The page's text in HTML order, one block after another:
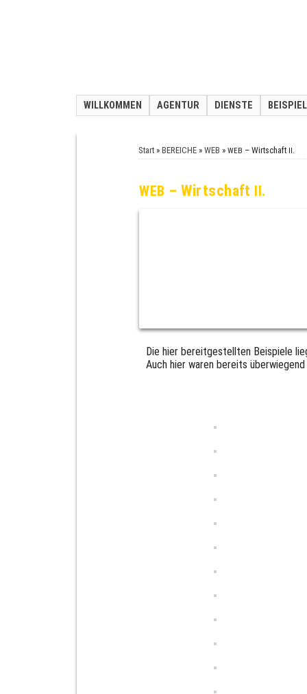
WILLKOMMEN AGENTUR DIENSTE
Start » BEREICHE » WEB » WEB – Wirtschaft II.
WEB – Wirtschaft .
Die hier bereit­ge­stell­ten Bei­spie­le
Auch hier waren bereits